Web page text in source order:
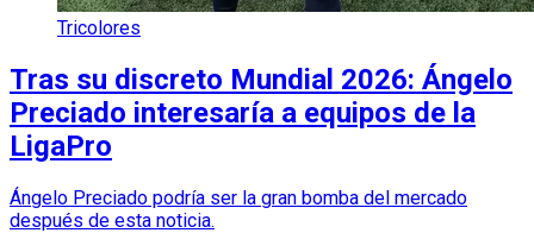
Tricolores
Tras su discreto Mundial 2026: Ángelo
Preciado interesaría a equipos de la
LigaPro
Ángelo Preciado podría ser la gran bomba del mercado
después de esta noticia.